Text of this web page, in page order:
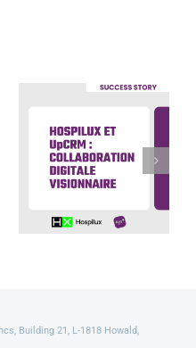
UpCRM :
collaboration
digitale
visionnaire
Building 21, L-1818 Howald,